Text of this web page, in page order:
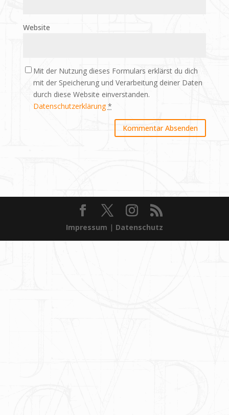
Website
Mit der Nutzung dieses Formulars erklärst du dich
mit der Speicherung und Verarbeitung deiner Daten
durch diese Website einverstanden.
Datenschutzerklärung *
Impressum | Datenschutz